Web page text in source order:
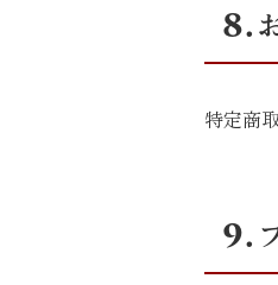
8.
特定商
9.